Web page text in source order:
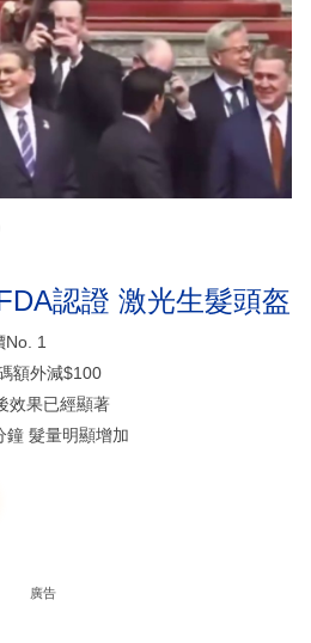
認證 激光生髮頭盔
1
額外減$100
效果已經顯著
鐘 髮量明顯增加
廣告